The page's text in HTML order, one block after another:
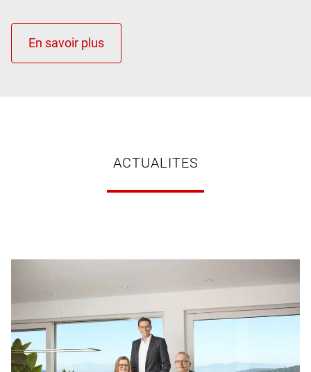
ACTUALITES